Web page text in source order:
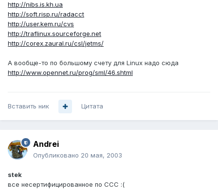
http://nibs.is.kh.ua
http://soft.risp.ru/radacct
http://user.kem.ru/cvs
http://traflinux.sourceforge.net
http://corex.zaural.ru/csl/jetms/
А вообще-то по большому счету для Linux надо сюда
http://www.opennet.ru/prog/sml/46.shtml
Вставить ник Цитата
Andrei
Опубликовано 20 мая, 2003
stek
все несертифицированное по ССС :(